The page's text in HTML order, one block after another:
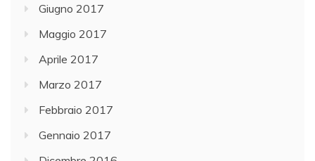
Giugno 2017
Maggio 2017
Aprile 2017
Marzo 2017
Febbraio 2017
Gennaio 2017